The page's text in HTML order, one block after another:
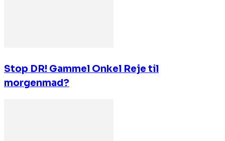
Stop DR! Gammel Onkel Reje til
morgenmad?